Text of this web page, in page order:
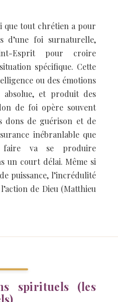
que tout chrétien a pour
d’une foi surnaturelle,
Esprit pour croire
spécifique. Cette
ou des émotions
absolue, et produit des
de foi opère souvent
dons de guérison et de
inébranlable que
va se produire
un court délai. Même si
puissance, l’incrédulité
de Dieu (Matthieu
spirituels (les